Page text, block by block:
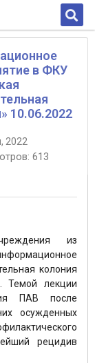
в ФКУ
10.06.2022
2022
613
из
колония
Темой лекции
ПАВ после
осужденных
рецидив